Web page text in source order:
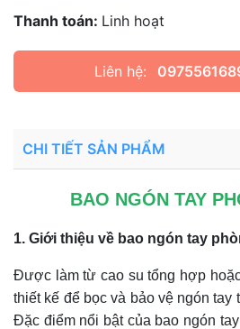
Thanh toán: Linh hoạt
Liên hệ:
CHI TIẾT SẢN PHẨM
BAO NGÓN TAY
1. Giới thiệu về bao ngón tay
Được làm từ cao su tổng hợp
thiết kế để bọc và bảo vệ ngón tay
Đặc điểm nổi bật của bao ngón